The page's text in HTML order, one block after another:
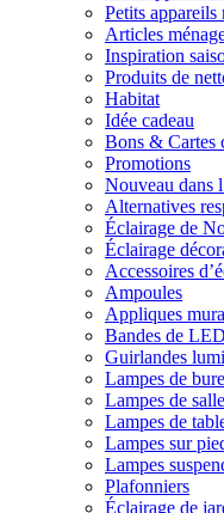
Petits appareils
Articles
Inspiration
Produits de
Habitat
Idée cadeau
Bons & Cartes
Promotions
Nouveau dans
Alternatives
Éclairage de
Éclairage
Accessoires
Ampoules
Appliques
Bandes de LED
Guirlandes
Lampes de
Lampes de
Lampes de
Lampes sur
Lampes
Plafonniers
Éclairage de